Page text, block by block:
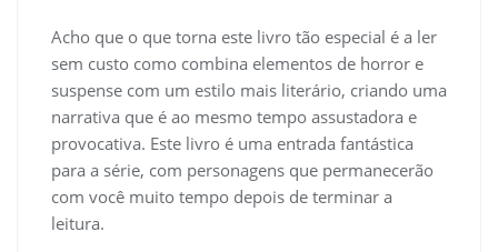
Acho que o que torna este livro tão especial é a ler
sem custo como combina elementos de horror e
suspense com um estilo mais literário, criando uma
narrativa que é ao mesmo tempo assustadora e
provocativa. Este livro é uma entrada fantástica
para a série, com personagens que permanecerão
com você muito tempo depois de terminar a
leitura.